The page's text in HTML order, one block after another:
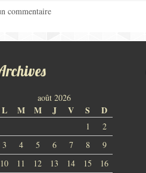
commentaire
août 2026
L M M J V S D
1
2
3
4 5 6 7 8
9
10
11 12 13 14 15 16